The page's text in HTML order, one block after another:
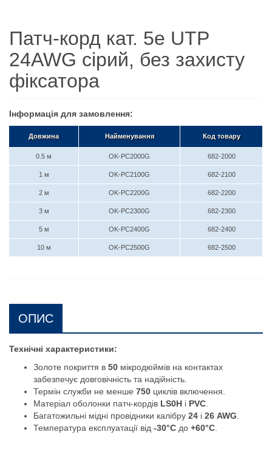
Патч-корд кат. 5е UTP
24AWG сірий, без захисту
фіксатора
Інформація для замовлення:
Довжина Найменування Код товару
0.5 м OK-PC2000G 682-2000
1 м OK-PC2100G 682-2100
2 м OK-PC2200G 682-2200
3 м OK-PC2300G 682-2300
5 м OK-PC2400G 682-2400
10 м OK-PC2500G 682-2500
ОПИС
Технічні характеристики:
Золоте покриття в 50 мікродюймів на контактах
забезпечує довговічність та надійність.
Термін служби не менше 750 циклів включення.
Матеріал оболонки патч-кордів LS0H і PVC
Багатожильні мідні провідники калібру 24 і 26 AWG
Температура експлуатації від -30°C до +60°C